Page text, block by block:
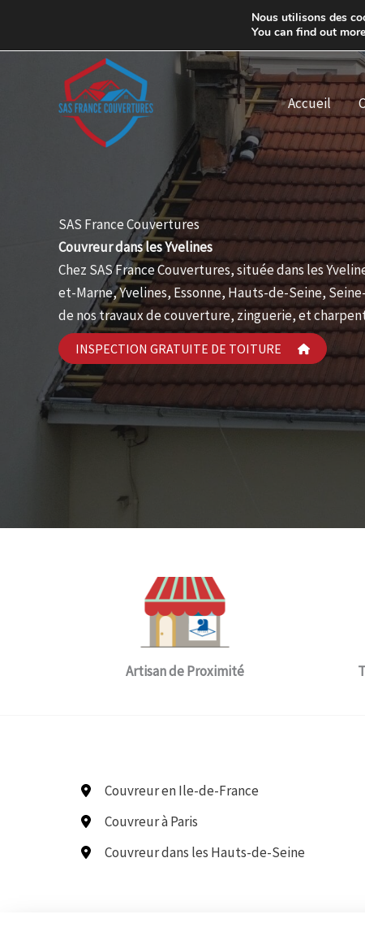
contenu
Accueil
SAS France Couvertures
Couvreur dans les Yvelines
Chez SAS France Couvertures, située dans les
et-Marne, Yvelines, Essonne, Hauts-de-Seine,
de nos travaux de couverture, zinguerie, et
INSPECTION GRATUITE DE TOITURE
Artisan de Proximité
Couvreur en Ile-de-France
Couvreur à Paris
Couvreur dans les Hauts-de-Seine
Nous utilisons des
You can find out